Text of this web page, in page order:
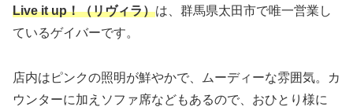
Live it up！（リヴィラ）は、群馬県太田市で唯一営業し
ているゲイバーです。
店内はピンクの照明が鮮やかで、ムーディーな雰囲気。カ
ウンターに加えソファ席などもあるので、おひとり様に